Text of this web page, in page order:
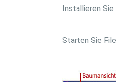
Installieren Sie
Starten Sie